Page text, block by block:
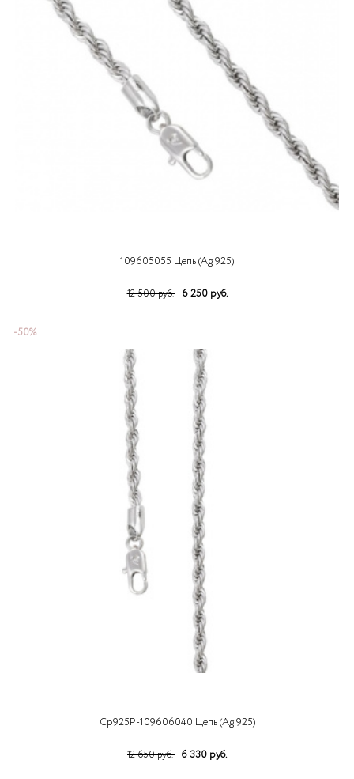
109605055 Цепь (Ag 925)
12 500 руб. 6 250 руб.
-50%
Ср925Р-109606040 Цепь (Ag 925)
12 650 руб. 6 330 руб.